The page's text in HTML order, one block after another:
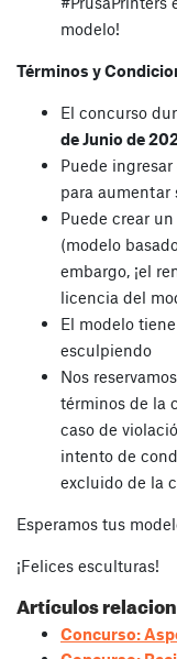
modelo!
Términos y
El concurso
de Junio de
Puede
para aumentar
Puede crear
(modelo
embargo, ¡el
licencia del
El modelo
esculpiendo
Nos
términos de la
caso de
intento de
excluido de la
Esperamos tus
¡Felices esculturas!
Artículos
Concurso: